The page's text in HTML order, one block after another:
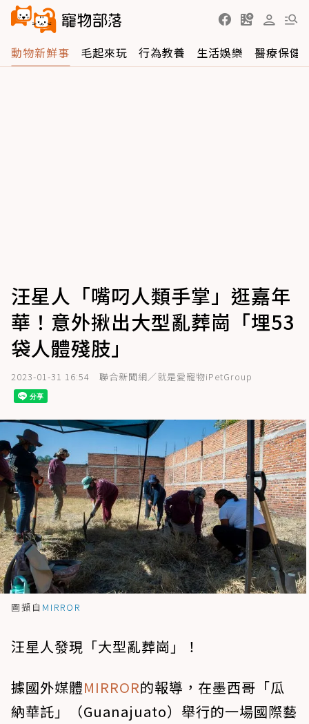
動物新鮮事 毛起來玩 行為教養 生活娛樂 醫療保健
汪星人「嘴叼人類手掌」逛嘉年
華！意外揪出大型亂葬崗「埋53
袋人體殘肢」
2023-01-31 16:54 聯合新聞網／就是愛寵物iPetGroup
圖擷自 MIRROR
汪星人發現「大型亂葬崗」！
據國外媒體MIRROR的報導，在墨西哥「瓜
納華託」（Guanajuato）舉行的一場國際藝